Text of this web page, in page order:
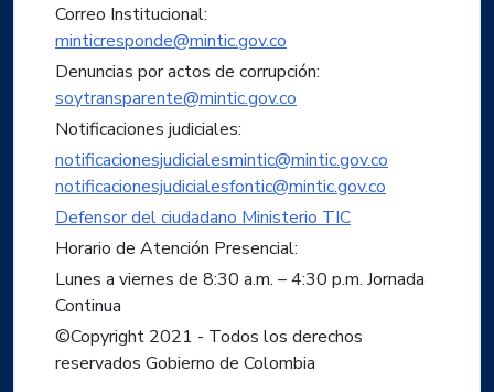
Correo Institucional:
minticresponde@mintic.gov.co
Denuncias por actos de corrupción:
soytransparente@mintic.gov.co
Notificaciones judiciales:
notificacionesjudicialesmintic@mintic.gov.co
notificacionesjudicialesfontic@mintic.gov.co
Defensor del ciudadano Ministerio TIC
Horario de Atención Presencial:
Lunes a viernes de 8:30 a.m. – 4:30 p.m. Jornada
Continua
©Copyright 2021 - Todos los derechos
reservados Gobierno de Colombia